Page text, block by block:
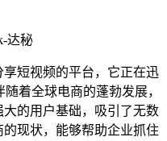
达秘
短视频的平台，它正在迅
着全球电商的蓬勃发展，
的用户基础，吸引了无数
现状，能够帮助企业抓住